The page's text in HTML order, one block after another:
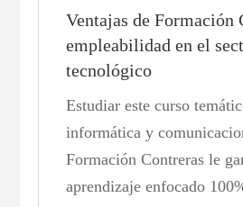
Ventajas de Formación
empleabilidad en el
tecnológico
Estudiar este curso
informática y
Formación Contreras le
aprendizaje enfocado